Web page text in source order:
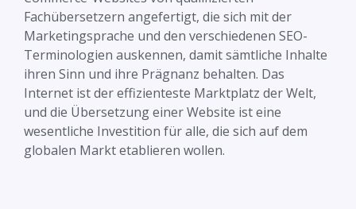
Fachübersetzern angefertigt, die sich mit der
Marketingsprache und den verschiedenen SEO-
Terminologien auskennen, damit sämtliche Inhalte
ihren Sinn und ihre Prägnanz behalten. Das
Internet ist der effizienteste Marktplatz der Welt,
und die Übersetzung einer Website ist eine
wesentliche Investition für alle, die sich auf dem
globalen Markt etablieren wollen.